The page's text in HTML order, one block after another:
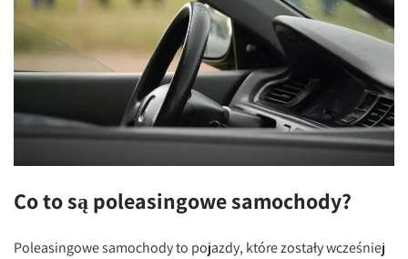
Co to są poleasingowe samochody?
Poleasingowe samochody to pojazdy, które zostały wcześniej